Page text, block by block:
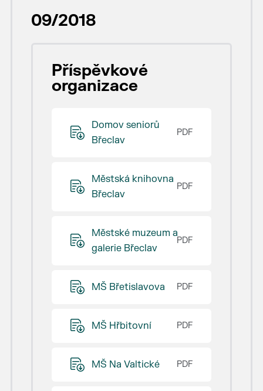
09/2018
Příspěvkové
organizace
Domov seniorů
Břeclav
Městská knihovna
Břeclav
Městské muzeum a
galerie Břeclav
MŠ Břetislavova
MŠ Hřbitovní
MŠ Na Valtické